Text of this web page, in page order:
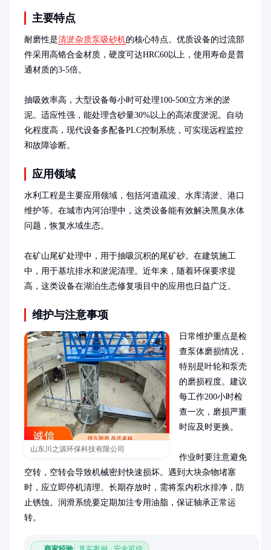
主要特点
耐磨性是清淤杂质泵吸砂机的核心特点。优质设备的过流部
件采用高铬合金材质，硬度可达HRC60以上，使用寿命是普
通材质的3-5倍。
抽吸效率高，大型设备每小时可处理100-500立方米的淤
泥。适应性强，能处理含砂量30%以上的高浓度淤泥。自动
化程度高，现代设备多配备PLC控制系统，可实现远程监控
和故障诊断。
应用领域
水利工程是主要应用领域，包括河道疏浚、水库清淤、港口
维护等。在城市内河治理中，这类设备能有效解决黑臭水体
问题，恢复水域生态。
在矿山尾矿处理中，用于抽吸沉积的尾矿砂。在建筑施工
中，用于基坑排水和淤泥清理。近年来，随着环保要求提
高，这类设备在湖泊生态修复项目中的应用也日益广泛。
维护与注意事项
山东川之源环保科技有限公司
日常维护重点是检
查泵体磨损情况，
特别是叶轮和泵壳
的磨损程度。建议
每工作200小时检
查一次，磨损严重
时应及时更换。
作业时要注意避免
空转，空转会导致机械密封快速损坏。遇到大块杂物堵塞
时，应立即停机清理。长期存放时，需将泵内积水排净，防
止锈蚀。润滑系统要定期加注专用油脂，保证轴承正常运
转。